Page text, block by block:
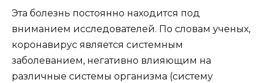
Эта болезнь постоянно находится под
вниманием исследователей. По словам ученых,
коронавирус является системным
заболеванием, негативно влияющим на
различные системы организма (систему